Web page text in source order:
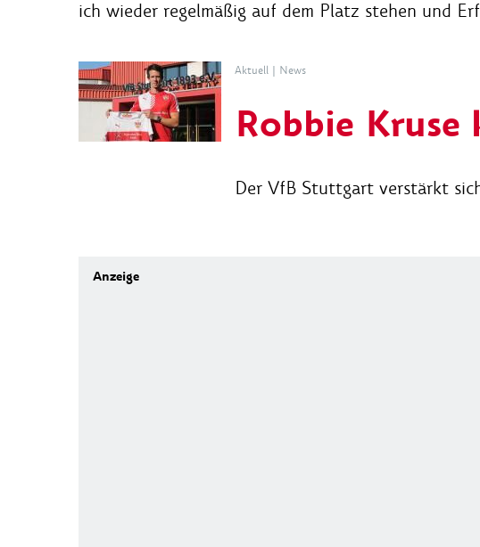
ich wieder regelmäßig auf dem Platz stehen und
Aktuell | News
Robbie Kruse
Der VfB Stuttgart verstärkt